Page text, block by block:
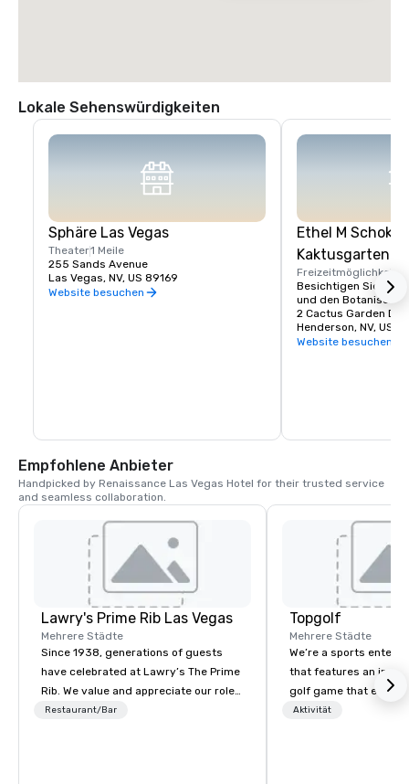
Lokale Sehenswürdigkeiten
Sphäre Las Vegas
Theater1 Meile
255 Sands Avenue
Las Vegas, NV, US 89169
Website besuchen
Ethel M
Kaktusgarten
Freizeitmöglichkeiten
Besichtigen Sie die
und den
2 Cactus Garden Dr
Henderson, NV, US
Website besuchen
Empfohlene Anbieter
Handpicked by Renaissance Las Vegas Hotel for their trusted service
and seamless collaboration.
Lawry's Prime Rib Las Vegas
Mehrere Städte
Since 1938, generations of guests
have celebrated at Lawry’s The Prime
Rib. We value and appreciate our role
in any occasion - any moment - a
Restaurant/Bar
Topgolf
Mehrere Städte
We’re a sports
that features an
golf game that
Paired with an
Aktivität